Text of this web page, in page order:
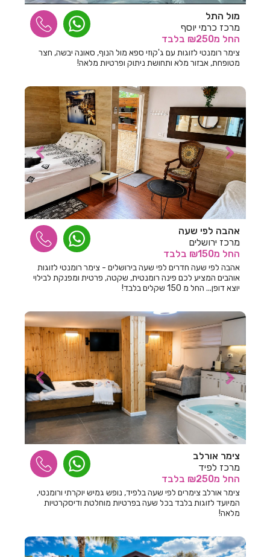
חדרים לפי שעה במעלות
חדרים לפי שעה במצובה
חדרים לפי שעה במצליח
חדרים לפי שעה במשמר הירדן
חדרים לפי שעה במשמר השבעה
חדרים לפי שעה במשמרות
חדרים לפי שעה בנבטים
חדרים לפי שעה בנהריה
חדרים לפי שעה בנווה זיו
חדרים לפי שעה בנווה ימין
חדרים לפי שעה בנווה מבטח
חדרים לפי שעה בנורית
חדרים לפי שעה בניר בנים
חדרים לפי שעה בניר יפה
חדרים לפי שעה בניר עקיבא
חדרים לפי שעה בנס הרים
חדרים לפי שעה בנס ציונה
חדרים לפי שעה בנען
חדרים לפי שעה בנצרת עילית
חדרים לפי שעה בנשר
חדרים לפי שעה בנתיב השיירה
חדרים לפי שעה בנתניה
מול התל
מרכז כרמי יוסף
החל מ₪250 בלבד
צימר רומנטי לזוגות עם ג'קוזי ספא מול הנוף, סאונה יבשה, חצר
מטופחת, אבזור מלא ותחושת ניתוק ופרטיות מלאה!
אהבה לפי שעה
מרכז ירושלים
החל מ₪150 בלבד
אהבה לפי שעה חדרים לפי שעה בירושלים - צימר רומנטי לזוגות
אוהבים המציע לכם פינה רומנטית, שקטה, פרטית ומפנקת לבילוי
יוצא דופן... החל מ 150 שקלים בלבד!
צימר אורלב
מרכז לפיד
החל מ₪250 בלבד
צימר אורלב צימרים לפי שעה בלפיד, נופש גמיש יוקרתי ורומנטי,
המיועד לזוגות בלבד בכל שעה בפרטיות מוחלטת ודיסקרטיות
מלאה!